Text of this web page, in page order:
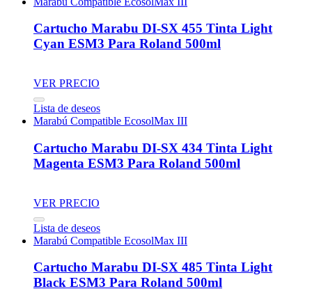
Cartucho Marabu DI-SX 455 Tinta Light
Cyan ESM3 Para Roland 500ml
VER PRECIO
Lista de deseos
Marabú Compatible EcosolMax III
Cartucho Marabu DI-SX 434 Tinta Light
Magenta ESM3 Para Roland 500ml
VER PRECIO
Lista de deseos
Marabú Compatible EcosolMax III
Cartucho Marabu DI-SX 485 Tinta Light
Black ESM3 Para Roland 500ml